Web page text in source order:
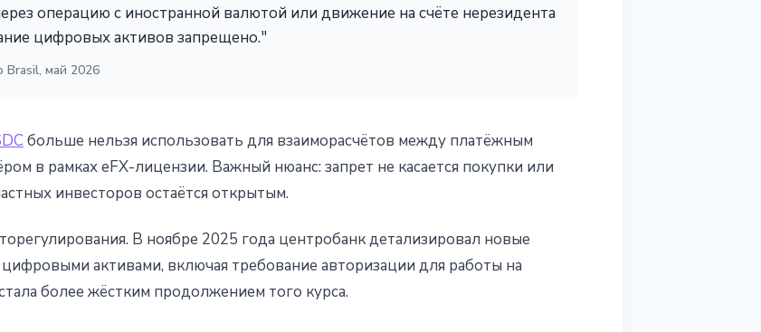
операцию с иностранной валютой или движение на счёте нерезидента
цифровых активов запрещено."
Brasil, май 2026
больше нельзя использовать для взаиморасчётов между платёжным
в рамках eFX-лицензии. Важный нюанс: запрет не касается покупки или
инвесторов остаётся открытым.
В ноябре 2025 года центробанк детализировал новые
активами, включая требование авторизации для работы на
более жёстким продолжением того курса.